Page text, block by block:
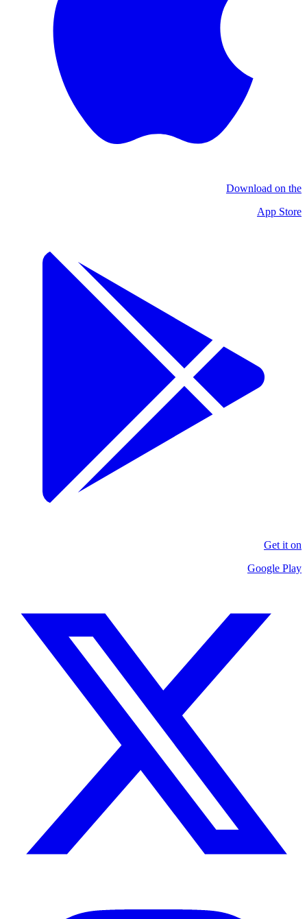
Download on the
App Store
Get it on
Google Play